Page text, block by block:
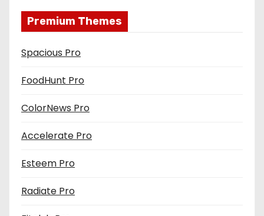
Premium Themes
Spacious Pro
FoodHunt Pro
ColorNews Pro
Accelerate Pro
Esteem Pro
Radiate Pro